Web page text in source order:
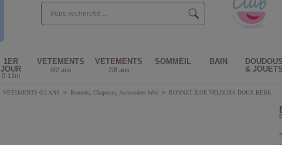
1ER
JOUR
0-12m
VETEMENTS
0/2 ans
VETEMENTS
2/8 ans
SOMMEIL BAIN
DOUDOUS
& JOUETS
VETEMENTS 0/2 ANS > Bonnets, Chapeaux, Accessoires bébé > BONNET ILOE VELOURS DOUX BEBE